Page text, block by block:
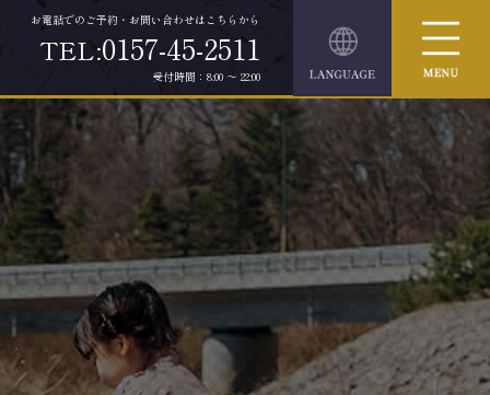
お電話でのご予約・お問い合わせはこちらから
TEL:0157-45-2511
受付時間：8:00 ～ 22:00